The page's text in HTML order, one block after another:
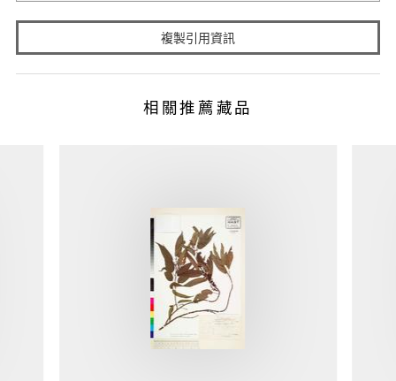
複製引用資訊
相關推薦藏品